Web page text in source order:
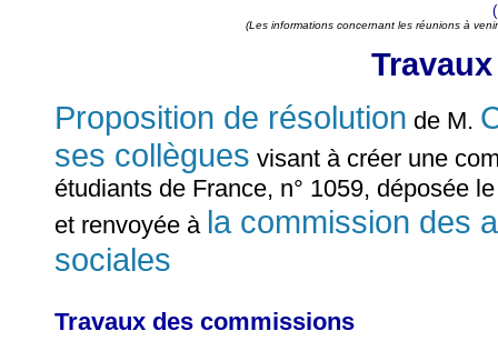
(Les informations concernant les réunions à
Proposition de résolution de M.
ses collègues visant à créer une
étudiants de France, n° 1059, déposée
et renvoyée à la commission des
sociales
Travaux des commissions